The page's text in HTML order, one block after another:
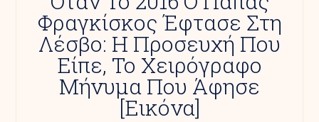
Φραγκίσκος Έφτασε Στη
Λέσβο: Η Προσευχή Που
Είπε, Το Χειρόγραφο
Μήνυμα Που Άφησε
[εικόνα]